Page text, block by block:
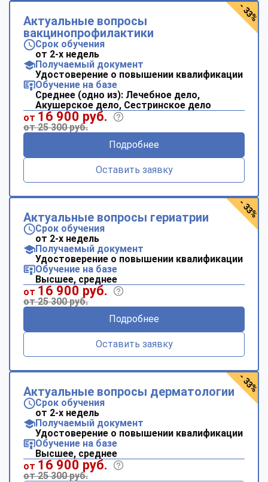
Актуальные вопросы
вакцинопрофилактики
Срок обучения
от 2-х недель
Получаемый документ
Удостоверение о повышении квалификации
Обучение на базе
Среднее (одно из): Лечебное дело,
Акушерское дело, Сестринское дело
от 16 900 руб.
от 25 300 руб.
Подробнее
Оставить заявку
- 33%
Актуальные вопросы гериатрии
Срок обучения
от 2-х недель
Получаемый документ
Удостоверение о повышении квалификации
Обучение на базе
Высшее, среднее
от 16 900 руб.
от 25 300 руб.
Подробнее
Оставить заявку
- 33%
Актуальные вопросы дерматологии
Срок обучения
от 2-х недель
Получаемый документ
Удостоверение о повышении квалификации
Обучение на базе
Высшее, среднее
от 16 900 руб.
от 25 300 руб.
- 33%